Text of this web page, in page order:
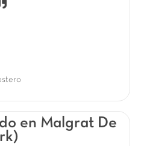
en Malgrat De